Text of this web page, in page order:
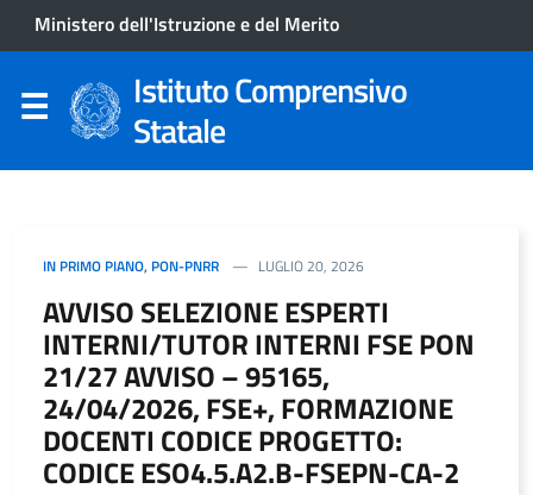
Ministero dell'Istruzione e del Merito
Istituto Comprensivo
Statale
IN PRIMO PIANO, PON-PNRR LUGLIO 20, 2026
AVVISO SELEZIONE ESPERTI
INTERNI/TUTOR INTERNI FSE PON
21/27 AVVISO – 95165,
24/04/2026, FSE+, FORMAZIONE
DOCENTI CODICE PROGETTO:
CODICE ESO4.5.A2.B-FSEPN-CA-2